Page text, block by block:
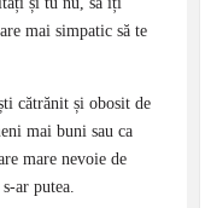
mai simpatic să te
cătrănit și obosit de
mai buni sau ca
mare nevoie de
ar putea.